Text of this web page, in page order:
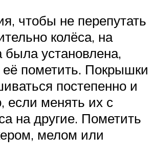
чтобы не перепутать
колёса, на
была установлена,
пометить. Покрышки
постепенно и
если менять их с
на другие. Пометить
мелом или